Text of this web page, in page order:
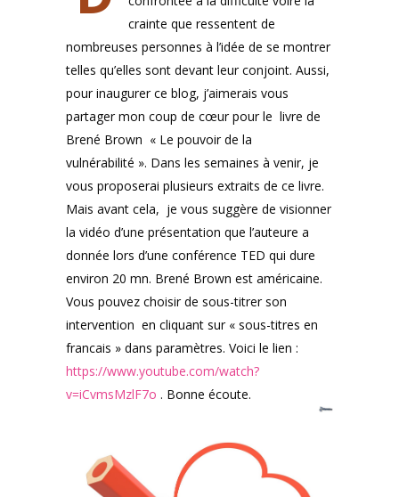
crainte que ressentent de
nombreuses personnes à l’idée de se montrer
telles qu’elles sont devant leur conjoint. Aussi,
pour inaugurer ce blog, j’aimerais vous
partager mon coup de cœur pour le livre de
Brené Brown « Le pouvoir de la
vulnérabilité ». Dans les semaines à venir, je
vous proposerai plusieurs extraits de ce livre.
Mais avant cela, je vous suggère de visionner
la vidéo d’une présentation que l’auteure a
donnée lors d’une conférence TED qui dure
environ 20 mn. Brené Brown est américaine.
Vous pouvez choisir de sous-titrer son
intervention en cliquant sur « sous-titres en
francais » dans paramètres. Voici le lien :
https://www.youtube.com/watch?
v=iCvmsMzlF7o . Bonne écoute.